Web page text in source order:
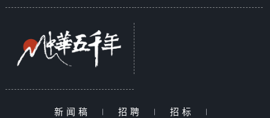
新闻稿 | 招聘 | 招标
|